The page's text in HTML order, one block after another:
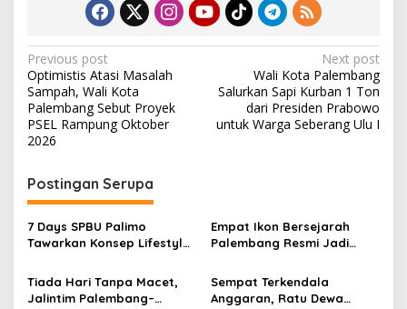
a
r
K
r
j
a
P
o
s
t
a
v
i
a
Previous post
Optimistis Atasi Masalah
Sampah, Wali Kota
Palembang Sebut Proyek
PSEL Rampung Oktober
2026
Next post
Wali Kota Palembang
Salurkan Sapi Kurban 1 Ton
dari Presiden Prabowo
untuk Warga Seberang Ulu I
Postingan Serupa
7 Days SPBU Palimo
Tawarkan Konsep Lifestyle
Hangout Baru di Tengah
Kota Palembang
Empat Ikon Bersejarah
Palembang Resmi Jadi
Tiada Hari Tanpa Macet,
Jalintim Palembang–
Sempat Terkendala
Anggaran, Ratu Dewa